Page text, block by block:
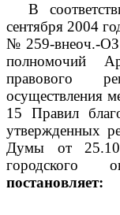
В
сентября 2004
№259-внеоч.-ОЗ
полномочий
правового
осуществления
15 Правил
утвержденных
Думы от
городского
постановляет: